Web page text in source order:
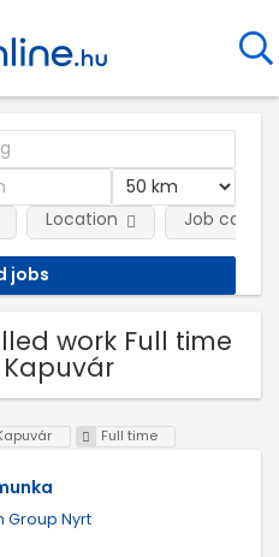
Location Job
work Full time
Full time
Group Nyrt